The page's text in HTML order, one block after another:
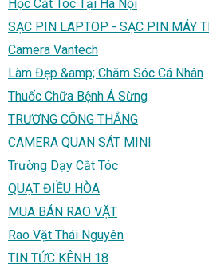
Học Cắt Tóc Tại Hà Nội
SẠC PIN LAPTOP - SẠC PIN MÁY
Camera Vantech
Làm Đẹp &amp; Chăm Sóc Cá Nhân
Thuốc Chữa Bệnh Á Sừng
TRƯƠNG CÔNG THẮNG
CAMERA QUAN SÁT MINI
Trường Dạy Cắt Tóc
QUẠT ĐIỀU HÒA
MUA BÁN RAO VẶT
Rao Vặt Thái Nguyên
TIN TỨC KÊNH 18